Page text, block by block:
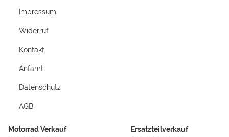
Impressum
Widerruf
Kontakt
Anfahrt
Datenschutz
AGB
Motorrad Verkauf
Ersatzteilverkauf